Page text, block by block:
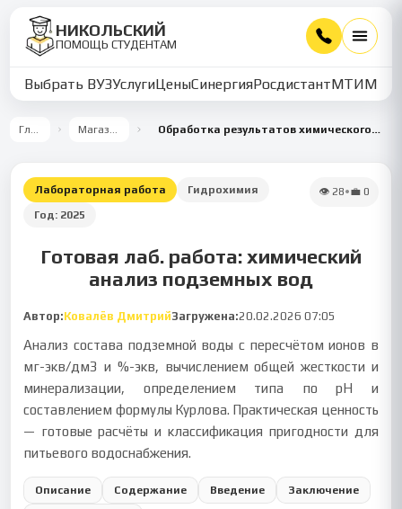
НИКОЛЬСКИЙ
ПОМОЩЬ СТУДЕНТАМ
Выбрать ВУЗУслугиЦеныСинергияРосдистантМТИММУ
Главная Магазин работ Обработка результатов химического анализа подземных вод
Лабораторная работа
Гидрохимия
Год: 2025
👁 28•💼 0
Готовая лаб. работа: химический
анализ подземных вод
Автор:Ковалёв ДмитрийЗагружена:20.02.2026 07:05
Анализ состава подземной воды с пересчётом ионов в
мг-экв/дм3 и %-экв, вычислением общей жесткости и
минерализации, определением типа по рН и
составлением формулы Курлова. Практическая ценность
— готовые расчёты и классификация пригодности для
питьевого водоснабжения.
Описание Содержание Введение Заключение